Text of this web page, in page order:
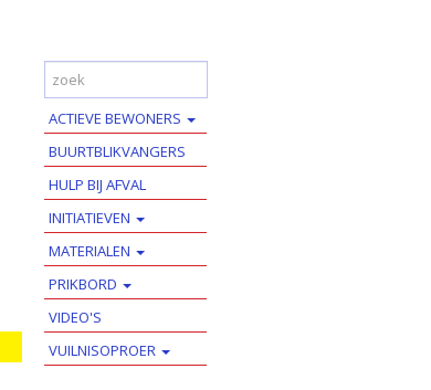
ACTIEVE BEWONERS
BUURTBLIKVANGERS
HULP BIJ AFVAL
INITIATIEVEN
MATERIALEN
PRIKBORD
VIDEO'S
VUILNISOPROER